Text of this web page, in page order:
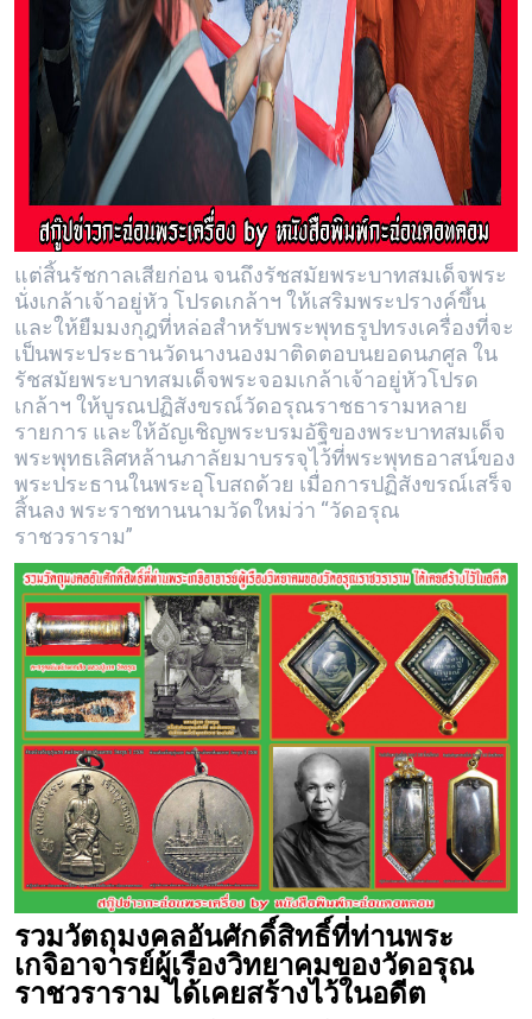
แต่สิ้นรัชกาลเสียก่อน จนถึงรัชสมัยพระบาทสมเด็จพระ
นั่งเกล้าเจ้าอยู่หัว โปรดเกล้าฯ ให้เสริมพระปรางค์ขึ้น
และให้ยืมมงกุฎที่หล่อสำหรับพระพุทธรูปทรงเครื่องที่จะ
เป็นพระประธานวัดนางนองมาติดตอบนยอดนภศูล ใน
รัชสมัยพระบาทสมเด็จพระจอมเกล้าเจ้าอยู่หัวโปรด
เกล้าฯ ให้บูรณปฏิสังขรณ์วัดอรุณราชธารามหลาย
รายการ และให้อัญเชิญพระบรมอัฐิของพระบาทสมเด็จ
พระพุทธเลิศหล้านภาลัยมาบรรจุไว้ที่พระพุทธอาสน์ของ
พระประธานในพระอุโบสถด้วย เมื่อการปฏิสังขรณ์เสร็จ
สิ้นลง พระราชทานนามวัดใหม่ว่า “วัดอรุณ
ราชวราราม”
รวมวัตถุมงคลอันศักดิ์สิทธิ์ที่ท่านพระ
เกจิอาจารย์ผู้เรืองวิทยาคมของวัดอรุณ
ราชวราราม ได้เคยสร้างไว้ในอดีต